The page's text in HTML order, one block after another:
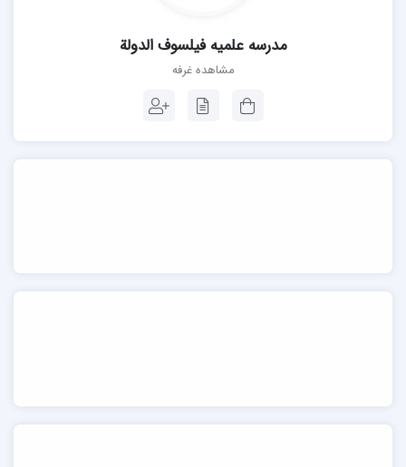
مدرسه علمیه فیلسوف الدولة
مشاهده غرفه